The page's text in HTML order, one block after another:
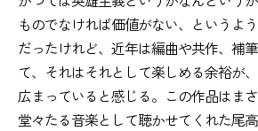
ものでなければ価値がない、というよ
だったけれど、近年は編曲や共作、補
て、それはそれとして楽しめる余裕が
広まっていると感じる。この作品はま
堂々たる音楽として聴かせてくれた尾